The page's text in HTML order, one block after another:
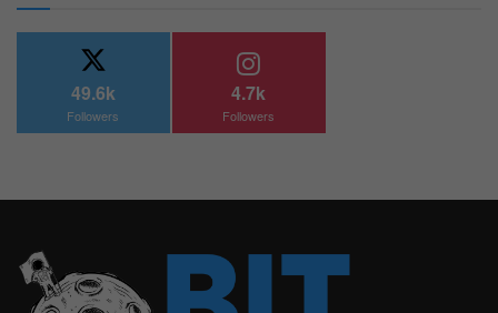
49.6k
Followers
4.7k
Followers